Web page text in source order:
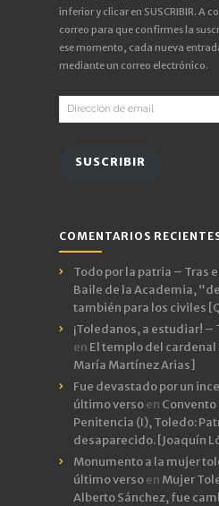
inferior y clicar en SUSCRIBIR. A
correo para que confirmes la
ese momento, cada nueva
mediante un correo electrónico.
Dirección
de
SUSCRIBIR
COMENTARIOS
Todo por la patria – Tras
Baile de la Academia,
también para los civiles
¡Toledanos, a estudiar! –
en El templo del cardenal
María Martínez Arias]
Fue devastado por un
último versoen Convento
Penitencia (I), Toledo:
desaparecido. [Joaquín
Monumento a la mujer
último versoen Mujer
Alberto Sánchez, fue